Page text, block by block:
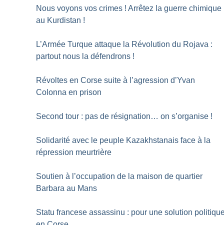
Nous voyons vos crimes ! Arrêtez la guerre chimique
au Kurdistan !
L’Armée Turque attaque la Révolution du Rojava :
partout nous la défendrons !
Révoltes en Corse suite à l’agression d’Yvan
Colonna en prison
Second tour : pas de résignation… on s’organise !
Solidarité avec le peuple Kazakhstanais face à la
répression meurtrière
Soutien à l’occupation de la maison de quartier
Barbara au Mans
Statu francese assassinu : pour une solution